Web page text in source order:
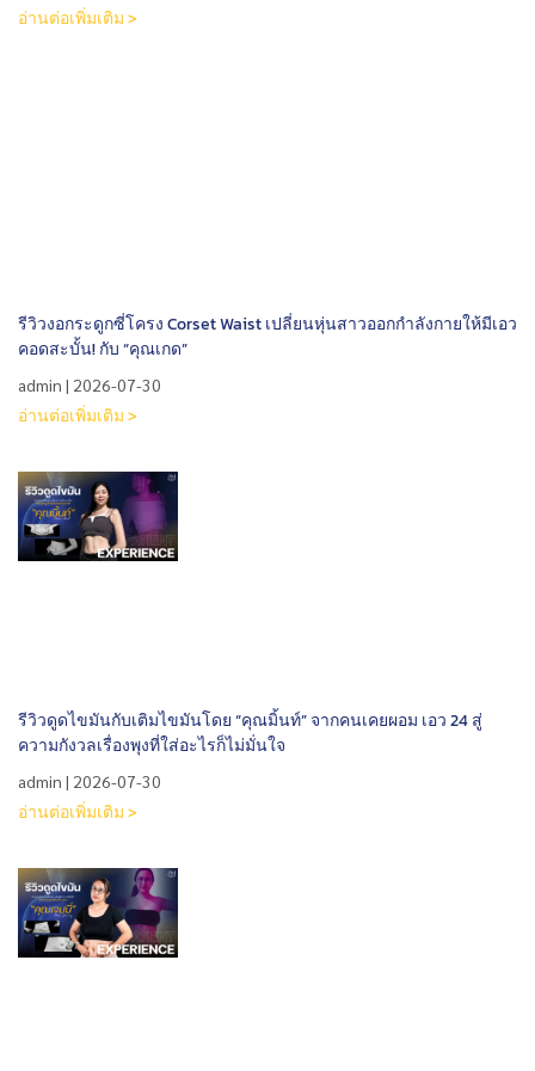
อ่านต่อเพิ่มเติม >
รีวิวงอกระดูกซี่โครง Corset Waist เปลี่ยนหุ่นสาวออกกำลังกายให้มีเอว
คอดสะบั้น! กับ “คุณเกด”
admin 2026-07-30
อ่านต่อเพิ่มเติม >
รีวิวดูดไขมันกับเติมไขมันโดย “คุณมิ้นท์” จากคนเคยผอม เอว 24 สู่
ความกังวลเรื่องพุงที่ใส่อะไรก็ไม่มั่นใจ
admin 2026-07-30
อ่านต่อเพิ่มเติม >